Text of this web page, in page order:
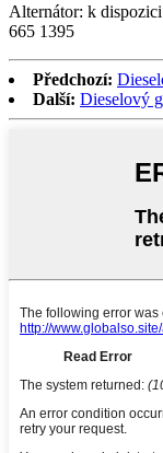
Alternátor: k
665 1395
Předchozí:
Další: Dieselový